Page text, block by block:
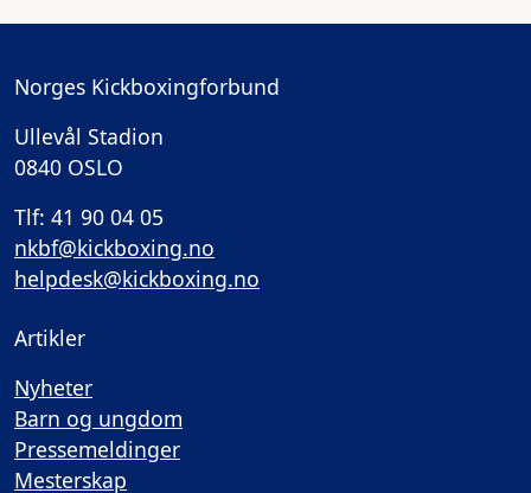
Norges Kickboxingforbund
Ullevål Stadion
0840 OSLO
Tlf: 41 90 04 05
nkbf@kickboxing.no
helpdesk@kickboxing.no
Artikler
Nyheter
Barn og ungdom
Pressemeldinger
Mesterskap